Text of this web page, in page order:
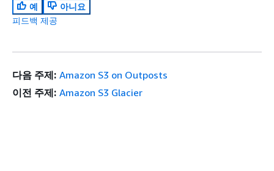
예
아니요
피드백 제공
다음 주제: Amazon S3 on Outposts
이전 주제: Amazon S3 Glacier